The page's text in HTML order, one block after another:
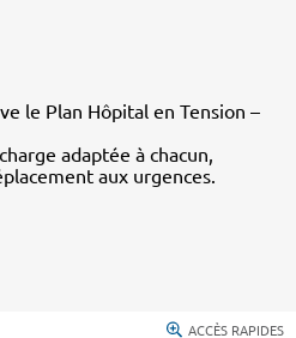
le Plan Hôpital en Tension –
adaptée à chacun,
aux urgences.
ACCÈS RAPIDES